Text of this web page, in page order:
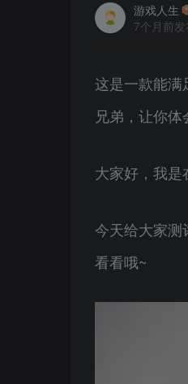
游戏人生
7个月前发
这是一款能
兄弟，让你
大家好，我是
今天给大家测
看看哦~